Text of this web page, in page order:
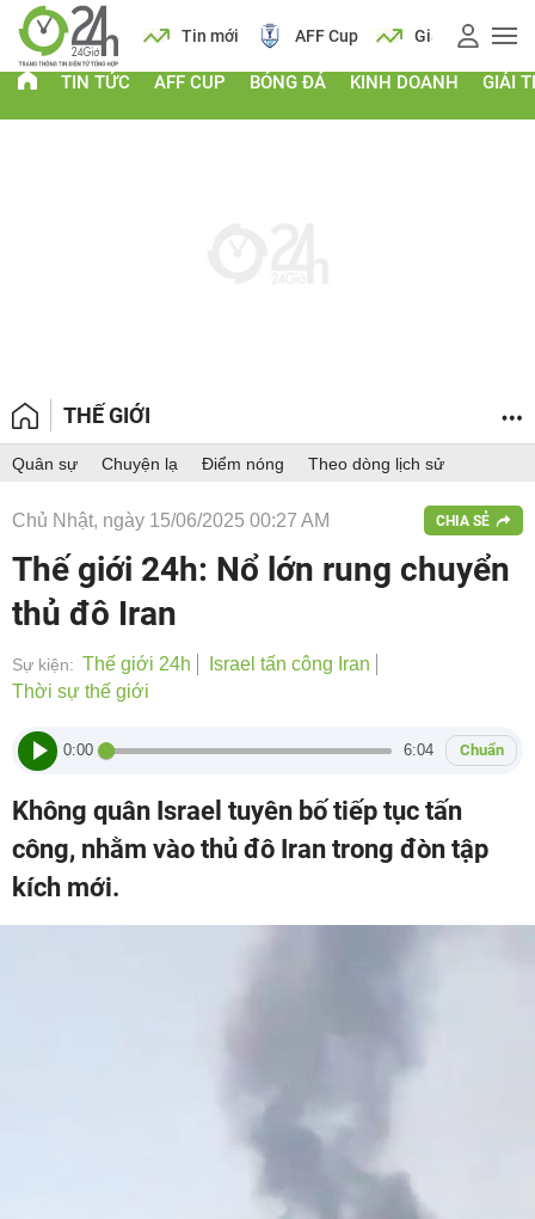
Lịch Tin mới AFF Cup Giá vàng
TIN TỨC AFF CUP BÓNG ĐÁ KINH DOANH GIẢI
THẾ GIỚI
Quân sự Chuyện lạ Điểm nóng Theo dòng lịch sử
Chủ Nhật, ngày 15/06/2025 00:27 AM CHIA SẺ
Thế giới 24h: Nổ lớn rung chuyển
thủ đô Iran
Sự kiện: Thế giới 24h
Israel tấn công Iran
Thời sự thế giới
0:00 6:04 Chuẩn
Không quân Israel tuyên bố tiếp tục tấn
công, nhằm vào thủ đô Iran trong đòn tập
kích mới.